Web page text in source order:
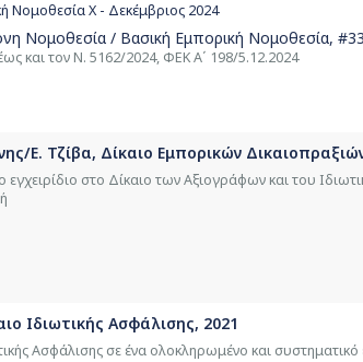
Νομοθεσία Χ - Δεκέμβριος 2024
Νομοθεσία / Βασική Εμπορική Νομοθεσία, #33
και τον Ν. 5162/2024, ΦΕΚ Α΄ 198/5.12.2024
Ε. Τζίβα, Δίκαιο Εμπορικών
εγχειρίδιο στο Δίκαιο των Αξιογράφων και του
Ιδιωτικής Ασφάλισης, 2021
Ασφάλισης σε ένα ολοκληρωμένο και συστηματικό